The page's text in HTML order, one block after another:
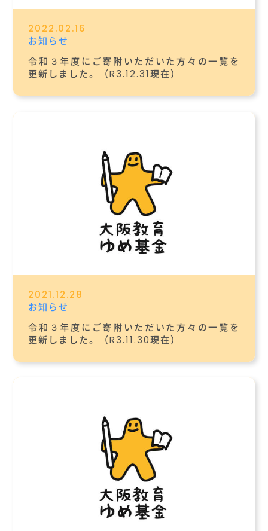
2022.02.16
お知らせ
令和３年度にご寄附いただいた方々の一覧を
更新しました。（R3.12.31現在）
2021.12.28
お知らせ
令和３年度にご寄附いただいた方々の一覧を
更新しました。（R3.11.30現在）